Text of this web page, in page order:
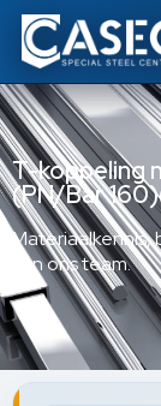
T-koppeling
(PN/Bar
van ons team.